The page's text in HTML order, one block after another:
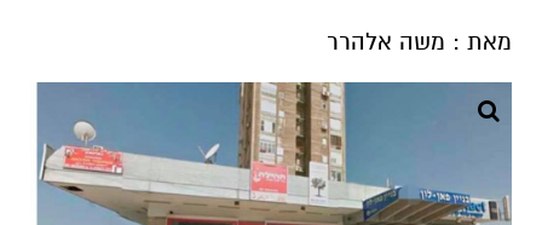
מאת : משה אלהרר